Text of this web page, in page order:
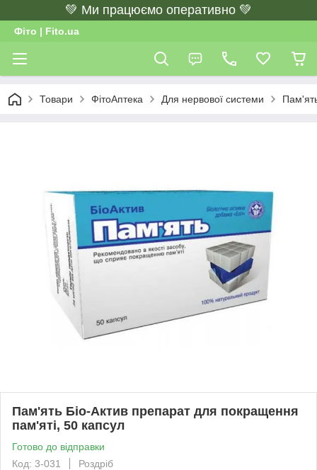
💚 Ми працюємо оперативно 💚
Фіто | Fito.ua
Товари ФітоАптека Для нервової системи
Пам'ять Біо-Актив препарат для покращення
пам'яті, 50 капсул
Готово до відправки
Код: 3-031
Роздріб